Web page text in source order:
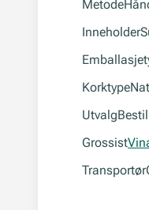
Metode
Inneholder
Korktype
Utvalg
Grossist
Transportør